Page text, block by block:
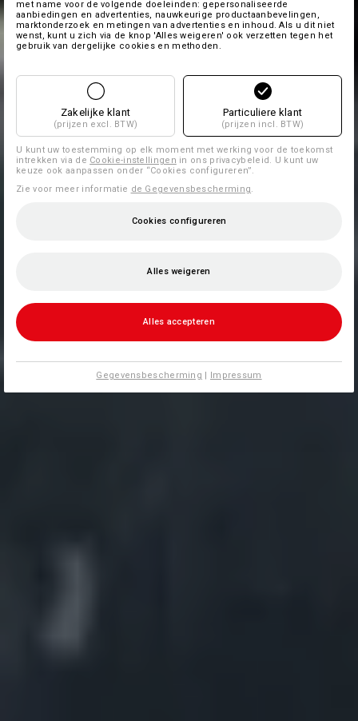
met name voor de volgende doeleinden: gepersonaliseerde
aanbiedingen en advertenties, nauwkeurige productaanbevelingen,
marktonderzoek en metingen van advertenties en inhoud. Als u dit niet
wenst, kunt u zich via de knop 'Alles weigeren' ook verzetten tegen het
gebruik van dergelijke cookies en methoden.
Zakelijke klant
(prijzen excl. BTW)
Particuliere klant
(prijzen incl. BTW)
U kunt uw toestemming op elk moment met werking voor de toekomst
intrekken via de Cookie-instellingen in ons privacybeleid. U kunt uw
keuze ook aanpassen onder “Cookies configureren”.
Zie voor meer informatie de Gegevensbescherming
Cookies configureren
Alles weigeren
Alles accepteren
Gegevensbescherming | Impressum